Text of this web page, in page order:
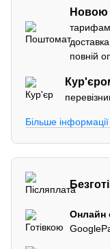
Новою
повній
Більше
Онлайн